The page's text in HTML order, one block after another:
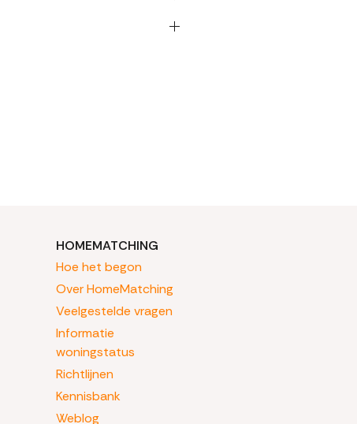
HOMEMATCHING
Hoe het begon
Over HomeMatching
Veelgestelde vragen
Informatie
woningstatus
Richtlijnen
Kennisbank
Weblog